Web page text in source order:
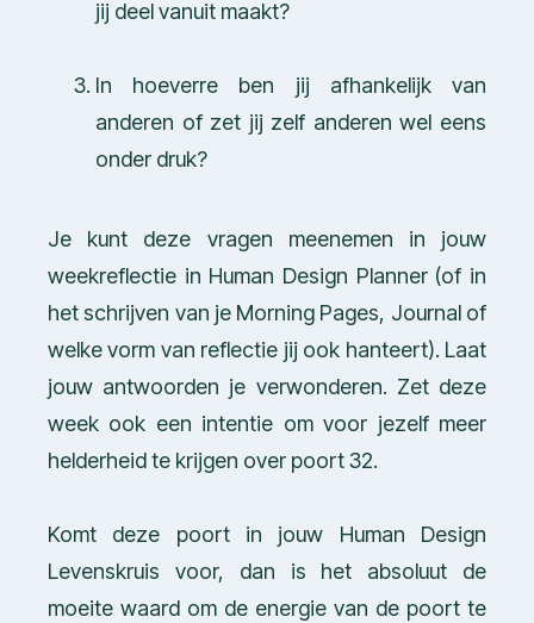
jij deel vanuit maakt?
In hoeverre ben jij afhankelijk van
anderen of zet jij zelf anderen wel eens
onder druk?
Je kunt deze vragen meenemen in jouw
weekreflectie in Human Design Planner (of in
het schrijven van je Morning Pages, Journal of
welke vorm van reflectie jij ook hanteert). Laat
jouw antwoorden je verwonderen. Zet deze
week ook een intentie om voor jezelf meer
helderheid te krijgen over poort 32.
Komt deze poort in jouw Human Design
Levenskruis voor, dan is het absoluut de
moeite waard om de energie van de poort te